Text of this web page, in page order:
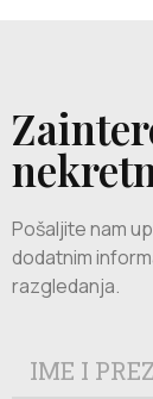
Pošaljite nam
dodatnim
razgledanja.